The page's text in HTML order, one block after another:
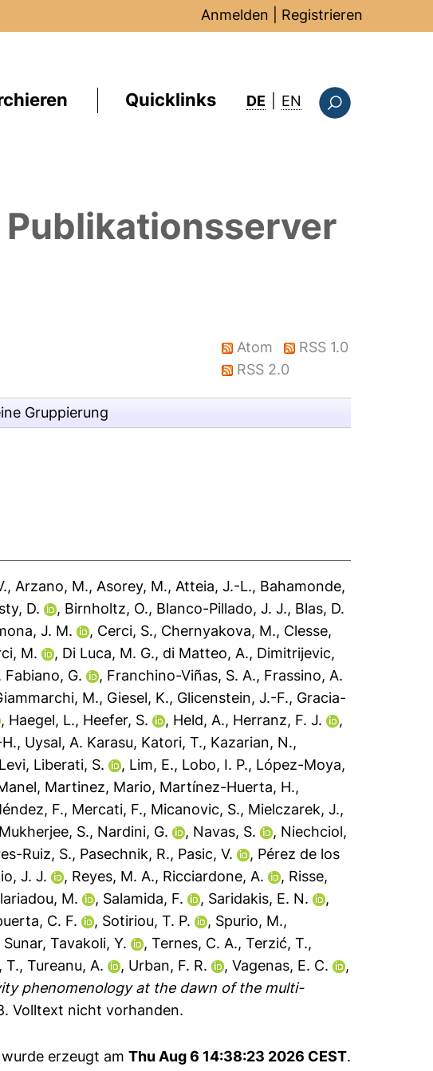
Anmelden Registrieren
Quicklinks DE EN : this page in
Publikationsserver
Atom
RSS 1.0
RSS 2.0
Gruppierung
, Arzano, M., Asorey, M., Atteia, J.-L., Bahamonde,
D. , Birnholtz, O., Blanco-Pillado, J. J., Blas, D.
J. M. , Cerci, S., Chernyakova, M., Clesse,
M. , Di Luca, M. G., di Matteo, A., Dimitrijevic,
, Fabiano, G. , Franchino-Viñas, S. A., Frassino, A.
M., Giesel, K., Glicenstein, J.-F., Gracia-
, Haegel, L., Heefer, S. , Held, A., Herranz, F. J.
,
, Uysal, A. Karasu, Katori, T., Kazarian, N.,
, Liberati, S. , Lim, E., Lobo, I. P., López-Moya,
, Martinez, Mario, Martínez-Huerta, H.,
F., Mercati, F., Micanovic, S., Mielczarek, J.,
Mukherjee, S., Nardini, G. , Navas, S. , Niechciol,
Ruiz, S., Pasechnik, R., Pasic, V. , Pérez de los
J. J. , Reyes, M. A., Ricciardone, A. , Risse,
M. , Salamida, F. , Saridakis, E. N.
,
C. F. , Sotiriou, T. P. , Spurio, M.,
Sunar,Tavakoli, Y. ,Ternes, C. A.,Terzić, T.,
T.,Tureanu, A. , Urban, F. R. ,Vagenas, E. C.
,
phenomenology at the dawn of the multi-
Volltext nicht vorhanden.
erzeugt am Thu Aug 6 14:38:23 2026 CEST.